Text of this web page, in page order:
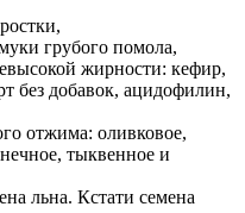
грубого помола,
жирности: кефир,
без добавок, ацидофилин,
отжима: оливковое,
тыквенное и
льна. Кстати семена